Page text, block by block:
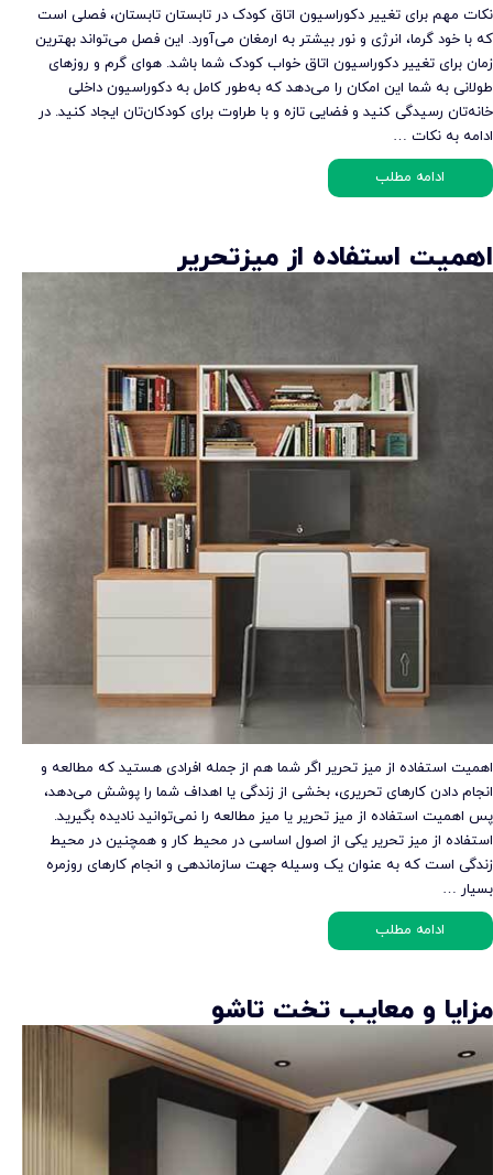
نکات مهم برای تغییر دکوراسیون اتاق کودک در تابستان تابستان، فصلی است
که با خود گرما، انرژی و نور بیشتر به ارمغان می‌آورد. این فصل می‌تواند بهترین
زمان برای تغییر دکوراسیون اتاق خواب کودک شما باشد. هوای گرم و روزهای
طولانی به شما این امکان را می‌دهد که به‌طور کامل به دکوراسیون داخلی
خانه‌تان رسیدگی کنید و فضایی تازه و با طراوت برای کودکان‌تان ایجاد کنید. در
ادامه به نکات …
ادامه مطلب
اهمیت استفاده از میزتحریر
اهمیت استفاده از میز تحریر اگر شما هم از جمله افرادی هستید که مطالعه و
انجام دادن کارهای تحریری، بخشی از زندگی یا اهداف شما را پوشش می‌دهد،
پس اهمیت استفاده از میز تحریر یا میز مطالعه را نمی‌توانید نادیده بگیرید.
استفاده از میز تحریر یکی از اصول اساسی در محیط کار و همچنین در محیط
زندگی است که به عنوان یک وسیله جهت سازماندهی و انجام کارهای روزمره
بسیار …
ادامه مطلب
مزایا و معایب تخت تاشو